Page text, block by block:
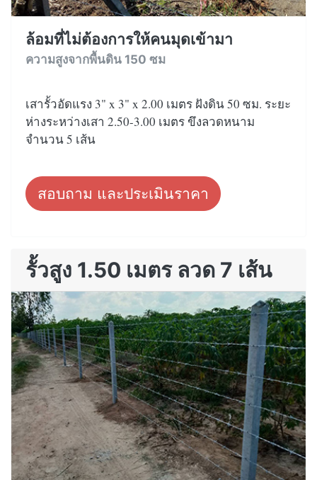
ล้อมที่ไม่ต้องการให้คนมุดเข้ามา
ความสูงจากพื้นดิน 150 ซม
เสารั้วอัดแรง 3" x 3" x 2.00 เมตร ฝังดิน 50 ซม. ระยะ
ห่างระหว่างเสา 2.50-3.00 เมตร ขึงลวดหนาม
จำนวน 5 เส้น
สอบถาม และประเมินราคา
รั้วสูง 1.50 เมตร ลวด 7 เส้น